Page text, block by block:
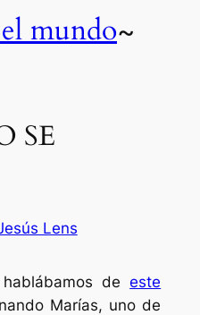
mundo~
SE
Lens
hablábamos deeste
Marías, uno de